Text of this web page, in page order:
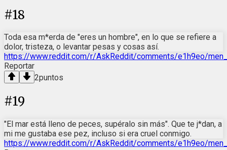
#18
Toda esa m*erda de "eres un hombre", en lo que se refiere a
dolor, tristeza, o levantar pesas y cosas así.
https://www.reddit.com/r/AskReddit/comments/e1h9eo/
Reportar
2puntos
#19
"El mar está lleno de peces, supéralo sin más". Que te j*dan, a
mi me gustaba ese pez, incluso si era cruel conmigo.
https://www.reddit.com/r/AskReddit/comments/e1h9eo/